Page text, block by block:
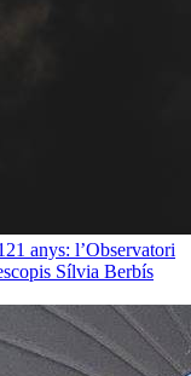
anys: l’Observatori
Sílvia Berbís